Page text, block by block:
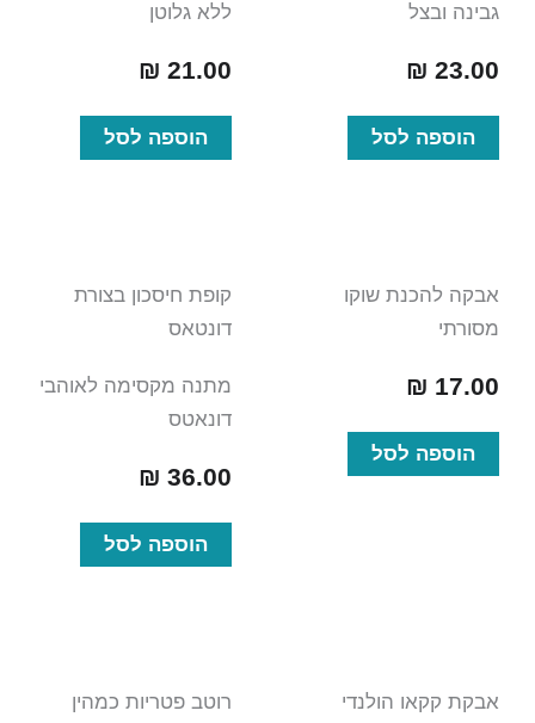
גבינה ובצל
₪ 23.00
הוספה לסל
ללא גלוטן
₪ 21.00
הוספה לסל
אבקה להכנת שוקו
מסורתי
₪ 17.00
הוספה לסל
קופת חיסכון בצורת
דונטאס
מתנה מקסימה לאוהבי
דונאטס
₪ 36.00
הוספה לסל
אבקת קקאו הולנדי רוטב פטריות כמהין